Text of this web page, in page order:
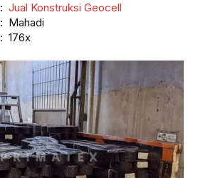
: Jual Konstruksi Geocell
: Mahadi
: 176x